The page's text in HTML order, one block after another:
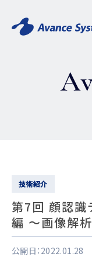
技術紹介
第7回 顔認
編 〜画像解
公開日：2022.01.28